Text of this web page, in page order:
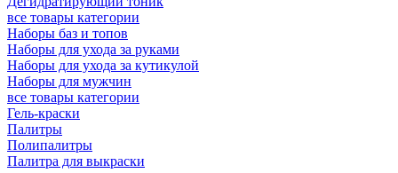
все товары категории
Наборы баз и топов
Наборы для ухода за руками
Наборы для ухода за кутикулой
Наборы для мужчин
все товары категории
Гель-краски
Палитры
Полипалитры
Палитра для выкраски